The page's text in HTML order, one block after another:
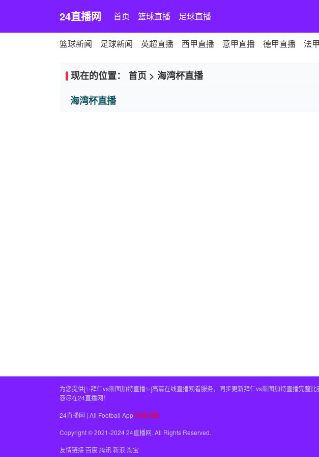
24直播网 首页 篮球直播 足球直播
篮球新闻 足球新闻 英超直播 西甲直播 意甲直播 德甲直播 法
现在的位置： 首页 > 海湾杯直播
海湾杯直播
为您提供[✨拜仁vs斯图加特直播✨]高清在线直播观看服务，同步更新拜仁vs斯图加特直播完
容尽在24直播网！
24直播网 | All Football App 网站地图
Copyright © 2021-2024 24直播网. All Rights Reserved.
友情链接百度腾讯新浪 淘宝